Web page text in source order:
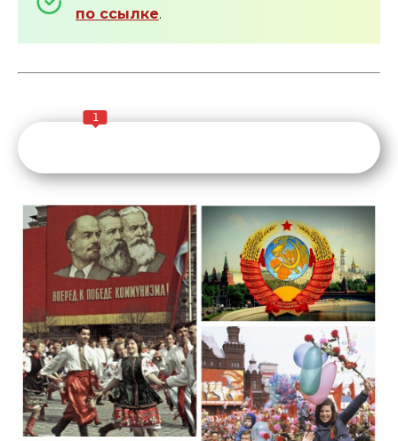
по ссылке.
1